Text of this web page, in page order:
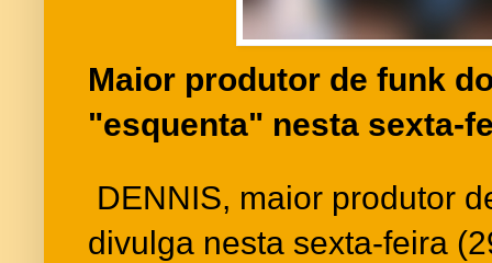
Maior produtor de funk
"esquenta" nesta sexta-
DENNIS, maior produtor
divulga nesta sexta-feira